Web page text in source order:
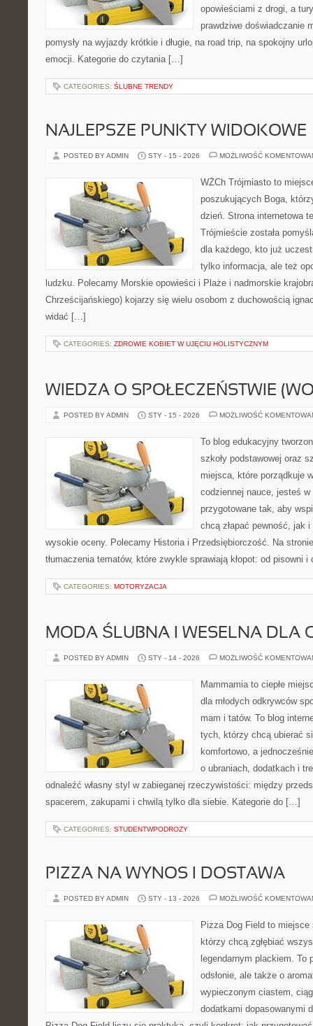
opowieściami z drogi, a
prawdziwe doświadczanie
pomysły na wyjazdy krótkie i długie, na road trip, na spokojny
emocji. Kategorie do czytania […]
CATEGORIES: ŚLUBNE TRENDY
NAJLEPSZE PUNKTY WIDOKOWE
POSTED BY ADMIN STY - 15 - 2026 MOŻLIWOŚĆ
WŻCh Trójmiasto to
poszukujących Boga,
dzień. Strona internetowa
Trójmieście została
dla każdego, kto już
tylko informacja, ale też
ludzku. Polecamy Morskie opowieści i Plaże i nadmorskie
Chrześcijańskiego) kojarzy się wielu osobom z duchowością
widać […]
CATEGORIES: ZDROWIE KOBIET W UJĘCIU HOLISTYCZNYM
WIEDZA O SPOŁECZEŃSTWIE
POSTED BY ADMIN STY - 15 - 2026 MOŻLIWOŚĆ
To blog edukacyjny
szkoły podstawowej oraz
miejsca, które porządkuje
codziennej nauce, jesteś
przygotowane tak, aby
chcą złapać pewność, jak
wysokie oceny. Polecamy Historia i Przedsiębiorczość. Na
tłumaczenia tematów, które zwykle sprawiają kłopot: od pisowni
CATEGORIES: MOTORYZACJA
MODA ŚLUBNA I WESELNA DLA
POSTED BY ADMIN STY - 14 - 2026 MOŻLIWOŚĆ
Mammamia to ciepłe
dla młodych odkrywców
mam i tatów. To blog
tych, którzy chcą ubierać
komfortowo, a
o ubraniach, dodatkach i
odnaleźć własny styl w zabieganej rzeczywistości: między
spacerem, zakupami i chwilą tylko dla siebie. Kategorie do […]
CATEGORIES: STUDENTWPODROZY
PIZZA NA WYNOS I DOSTAWA
POSTED BY ADMIN STY - 13 - 2026 MOŻLIWOŚĆ
Pizza Dog Field to
którzy chcą zgłębiać
legendarnym plackiem. To
odsłonie, ale także o
wypieczonym ciastem,
dodatkami dopasowanymi